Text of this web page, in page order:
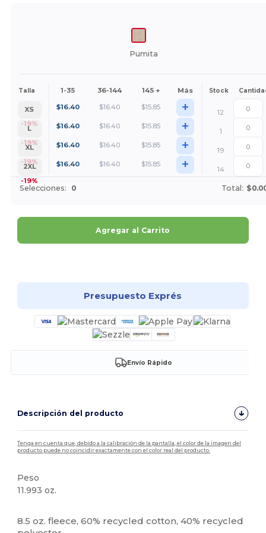
Pumita
Talla 1-35 36-144 145 + Más Stock
XS
-19%
$16.40 $16.40 $15.85 +
12
L
-19%
$16.40 $16.40 $15.85 +
1
XL
-19%
$16.40 $16.40 $15.85 +
19
2XL
-19%
$16.40 $16.40 $15.85 + 14
Selecciones: 0 Total:
Agregar al Carrito
Presupuesto Exprés
Envío Rápido
Descripción del producto
Tenga en cuenta que, debido a la calibración de la pantalla, el color de la imagen del
producto puede no coincidir exactamente con el color real del producto.
Peso
11.993 oz.
8.5 oz. fleece, 60% recycled cotton, 40% recycled